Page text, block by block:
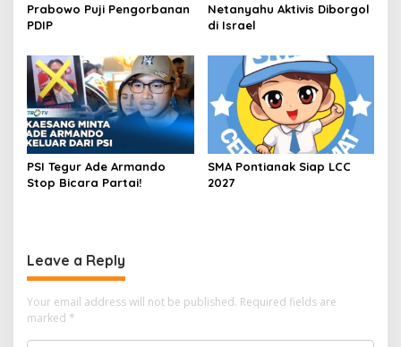
Prabowo Puji Pengorbanan
PDIP
Netanyahu Aktivis Diborgol
di Israel
PSI Tegur Ade Armando
Stop Bicara Partai!
SMA Pontianak Siap LCC
2027
Leave a Reply
Your email address will not be published. Required fields are
marked *